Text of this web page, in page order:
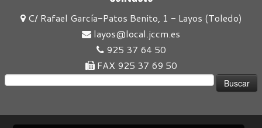
C/ Rafael García-Patos Benito, 1 - Layos (Toledo)
layos@local.jccm.es
925 37 64 50
FAX 925 37 69 50